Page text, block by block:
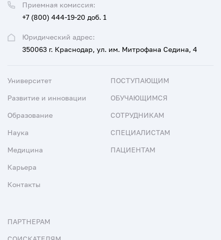
Юридический адрес:
350063 г. Краснодар, ул. им. Митрофана Седина, 4
Приемная комиссия:
+7 (800) 444-19-20 доб. 1
Университет
Развитие и инновации
Образование
Наука
Медицина
Карьера
Контакты
ПОСТУПАЮЩИМ
ОБУЧАЮЩИМСЯ
СОТРУДНИКАМ
СПЕЦИАЛИСТАМ
ПАЦИЕНТАМ
ПАРТНЕРАМ